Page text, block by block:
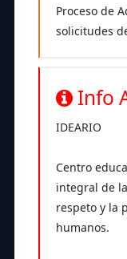
Proceso de
solicitudes
Info
IDEARIO
Centro
integral de
respeto y la
humanos.